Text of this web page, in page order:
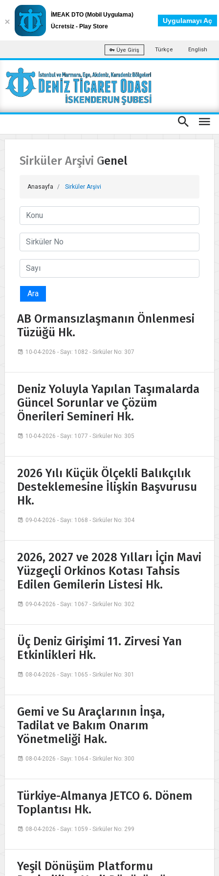
Üye Giriş Türkçe English
Sirküler Arşivi Genel
Anasayfa Sirküler Arşivi
Ara
AB Ormansızlaşmanın Önlenmesi
Tüzüğü Hk.
10-04-2026 - Sayı: 1082 - Sirküler No: 307
Deniz Yoluyla Yapılan Taşımalarda
Güncel Sorunlar ve Çözüm
Önerileri Semineri Hk.
10-04-2026 - Sayı: 1077 - Sirküler No: 305
2026 Yılı Küçük Ölçekli Balıkçılık
Desteklemesine İlişkin Başvurusu
Hk.
09-04-2026 - Sayı: 1068 - Sirküler No: 304
2026, 2027 ve 2028 Yılları İçin Mavi
Yüzgeçli Orkinos Kotası Tahsis
Edilen Gemilerin Listesi Hk.
09-04-2026 - Sayı: 1067 - Sirküler No: 302
Üç Deniz Girişimi 11. Zirvesi Yan
Etkinlikleri Hk.
08-04-2026 - Sayı: 1065 - Sirküler No: 301
Gemi ve Su Araçlarının İnşa,
Tadilat ve Bakım Onarım
Yönetmeliği Hak.
08-04-2026 - Sayı: 1064 - Sirküler No: 300
Türkiye-Almanya JETCO 6. Dönem
Toplantısı Hk.
08-04-2026 - Sayı: 1059 - Sirküler No: 299
Yeşil Dönüşüm Platformu
İMEAK DTO (Mobil Uygulama)
Ücretsiz - Play Store
Uygulamayı Aç